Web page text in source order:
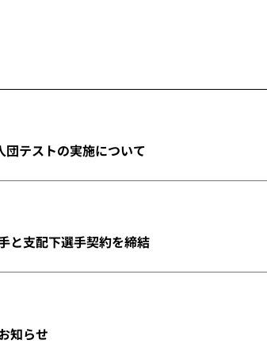
テストの実施について
と支配下選手契約を締結
知らせ